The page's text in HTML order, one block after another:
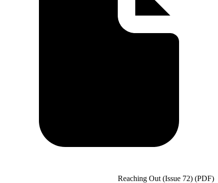
Reaching Out (Issue 72) (PDF)